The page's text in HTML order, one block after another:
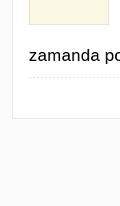
zamanda